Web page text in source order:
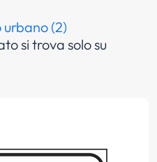
urbano (2)
si trova solo su